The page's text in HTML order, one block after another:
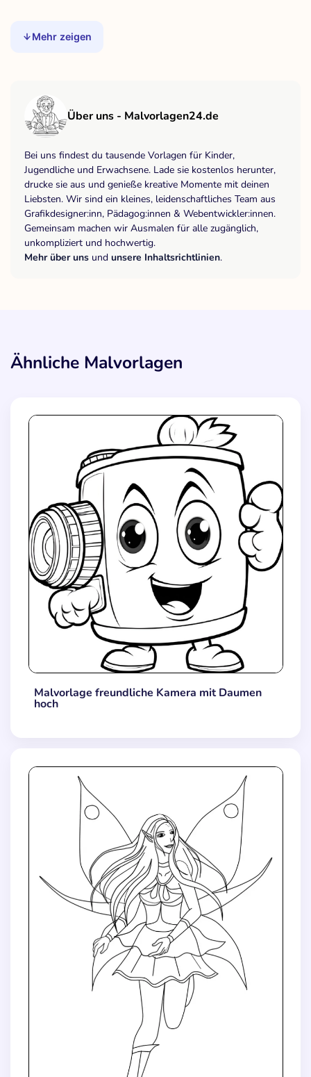
Mehr zeigen
Über uns - Malvorlagen24.de
Bei uns findest du tausende Vorlagen für Kinder,
Jugendliche und Erwachsene. Lade sie kostenlos herunter,
drucke sie aus und genieße kreative Momente mit deinen
Liebsten. Wir sind ein kleines, leidenschaftliches Team aus
Grafikdesigner:inn, Pädagog:innen & Webentwickler:innen.
Gemeinsam machen wir Ausmalen für alle zugänglich,
unkompliziert und hochwertig.
Mehr über uns und unsere Inhaltsrichtlinien.
Ähnliche Malvorlagen
Malvorlage freundliche Kamera mit Daumen
hoch